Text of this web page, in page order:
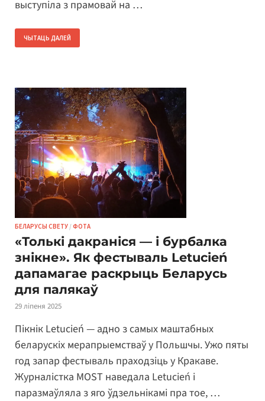
выступіла з прамовай на …
ЧЫТАЦЬ ДАЛЕЙ
БЕЛАРУСЫ СВЕТУ /ФОТА
«Толькі дакраніся — і бурбалка
знікне». Як фестываль Letucień
дапамагае раскрыць Беларусь
для палякаў
29 ліпеня 2025
Пікнік Letucień — адно з самых маштабных
беларускіх мерапрыемстваў у Польшчы. Ужо пяты
год запар фестываль праходзіць у Кракаве.
Журналістка MOST наведала Letucień і
паразмаўляла з яго ўдзельнікамі пра тое, …